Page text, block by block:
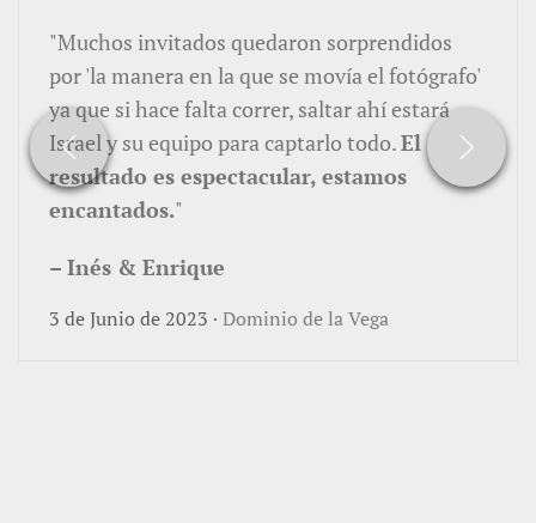
"Muchos invitados quedaron sorprendidos
por 'la manera en la que se movía el fotógrafo'
ya que si hace falta correr, saltar ahí estará
Israel y su equipo para captarlo todo.El
resultado es espectacular, estamos
encantados."
– Inés & Enrique
3 de Junio de 2023 · Dominio de la Vega